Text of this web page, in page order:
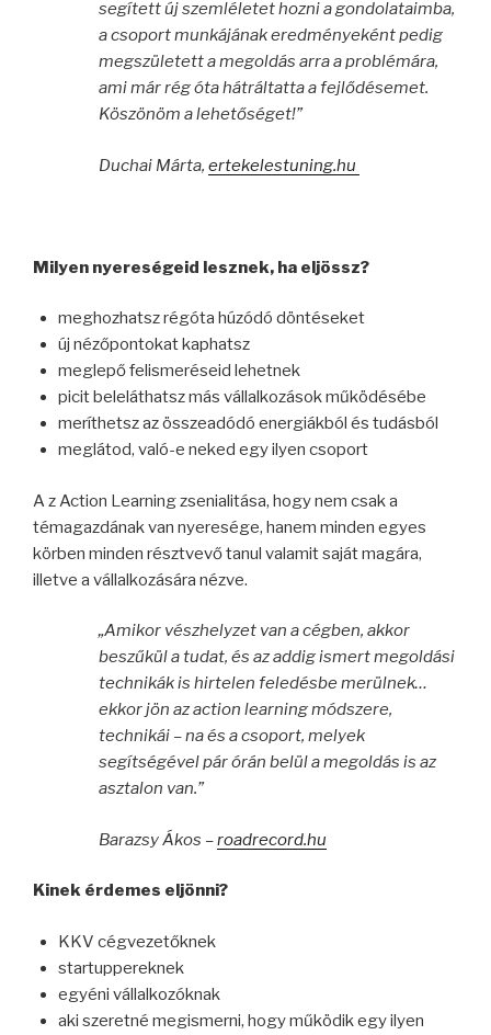
segített új szemléletet hozni a gondolataimba,
a csoport munkájának eredményeként pedig
megszületett a megoldás arra a problémára,
ami már rég óta hátráltatta a fejlődésemet.
Köszönöm a lehetőséget!”
Duchai Márta, ertekelestuning.hu
Milyen nyereségeid lesznek, ha eljössz?
meghozhatsz régóta húzódó döntéseket
új nézőpontokat kaphatsz
meglepő felismeréseid lehetnek
picit beleláthatsz más vállalkozások működésébe
meríthetsz az összeadódó energiákból és tudásból
meglátod, való-e neked egy ilyen csoport
A z Action Learning zsenialitása, hogy nem csak a
témagazdának van nyeresége, hanem minden egyes
körben minden résztvevő tanul valamit saját magára,
illetve a vállalkozására nézve.
„Amikor vészhelyzet van a cégben, akkor
beszűkül a tudat, és az addig ismert megoldási
technikák is hirtelen feledésbe merülnek…
ekkor jön az action learning módszere,
technikái – na és a csoport, melyek
segítségével pár órán belül a megoldás is az
asztalon van.”
Barazsy Ákos –roadrecord.hu
Kinek érdemes eljönni?
KKV cégvezetőknek
startuppereknek
egyéni vállalkozóknak
aki szeretné megismerni, hogy működik egy ilyen